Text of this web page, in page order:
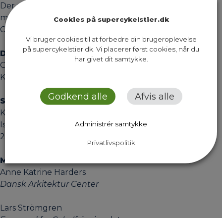
Der skal udarbejdes en handlingsplan med
målsætninger for relevante cykelindsatser i Greater
Copenhagen.
DATO
Onsdag d. 12. august 2020
KL. 9.30-15.30
STED
Kulturhuset Islands Brygge
Islands Brygge 18
2300 København
MODERATOR
Anne Katrine Harders
Dansk Arkitektur Center
Lars Strömgren
Cookies på supercykelstier.dk
Vi bruger cookies til at forbedre din brugeroplevelse
på supercykelstier.dk. Vi placerer først cookies, når du
har givet dit samtykke.
Godkend alle Afvis alle
Administrér samtykke
Privatlivspolitik